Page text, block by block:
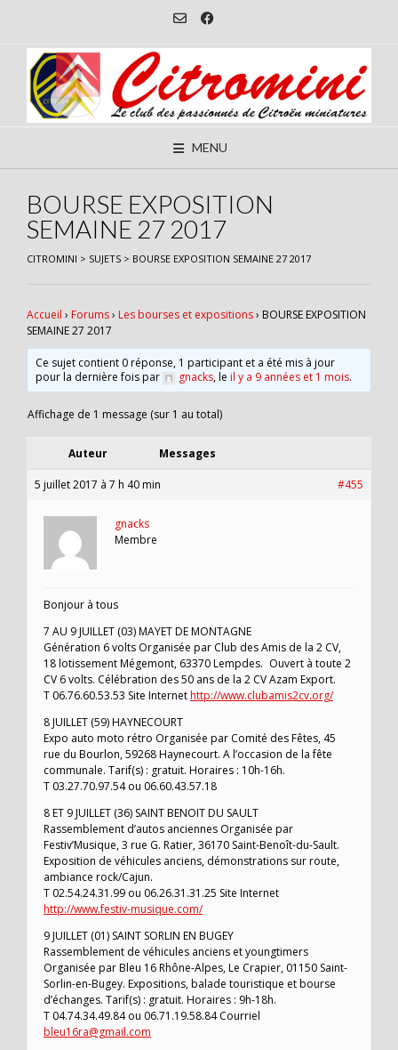
content
MENU
BOURSE EXPOSITION
SEMAINE 27 2017
CITROMINI > SUJETS > BOURSE EXPOSITION SEMAINE 27 2017
Accueil › Forums› Les bourses et expositions› BOURSE EXPOSITION
SEMAINE 27 2017
Ce sujet contient 0 réponse, 1 participant et a été mis à jour
pour la dernière fois par
gnacks, leil y a 9 années et 1 mois.
Affichage de 1 message (sur 1 au total)
Auteur Messages
5 juillet 2017 à 7 h 40 min #455
gnacks
Membre
Bonjour à tous
7 AU 9 JUILLET (03) MAYET DE MONTAGNE
Génération 6 volts Organisée par Club des Amis de la 2 CV,
18 lotissement Mégemont, 63370 Lempdes. Ouvert à toute 2
CV 6 volts. Célébration des 50 ans de la 2 CV Azam Export.
T 06.76.60.53.53 Site Internethttp://www.clubamis2cv.org/
8 JUILLET (59) HAYNECOURT
Expo auto moto rétro Organisée par Comité des Fêtes, 45
rue du Bourlon, 59268 Haynecourt. A l’occasion de la fête
communale. Tarif(s) : gratuit. Horaires : 10h-16h.
T 03.27.70.97.54 ou 06.60.43.57.18
8 ET 9 JUILLET (36) SAINT BENOIT DU SAULT
Rassemblement d’autos anciennes Organisée par
Festiv’Musique, 3 rue G. Ratier, 36170 Saint-Benoît-du-Sault.
Exposition de véhicules anciens, démonstrations sur route,
ambiance rock/Cajun.
T 02.54.24.31.99 ou 06.26.31.31.25 Site Internet
http://www.festiv-musique.com/
9 JUILLET (01) SAINT SORLIN EN BUGEY
Rassemblement de véhicules anciens et youngtimers
Organisée par Bleu 16 Rhône-Alpes, Le Crapier, 01150 Saint-
Sorlin-en-Bugey. Expositions, balade touristique et bourse
d’échanges. Tarif(s) : gratuit. Horaires : 9h-18h.
T 04.74.34.49.84 ou 06.71.19.58.84 Courriel
bleu16ra@gmail.com